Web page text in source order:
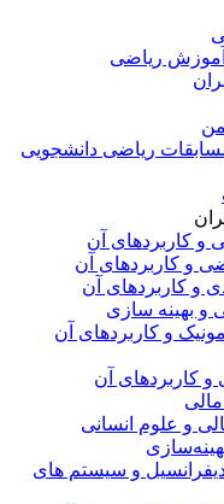
ریاضی
ریاضی دانشجویی
و کاربردهای آن
و کاربردهای آن
و کاربردهای آن
و بهینه سازی
و کاربردهای آن
کاربردهای آن
و علوم انسانی
و سیستم های